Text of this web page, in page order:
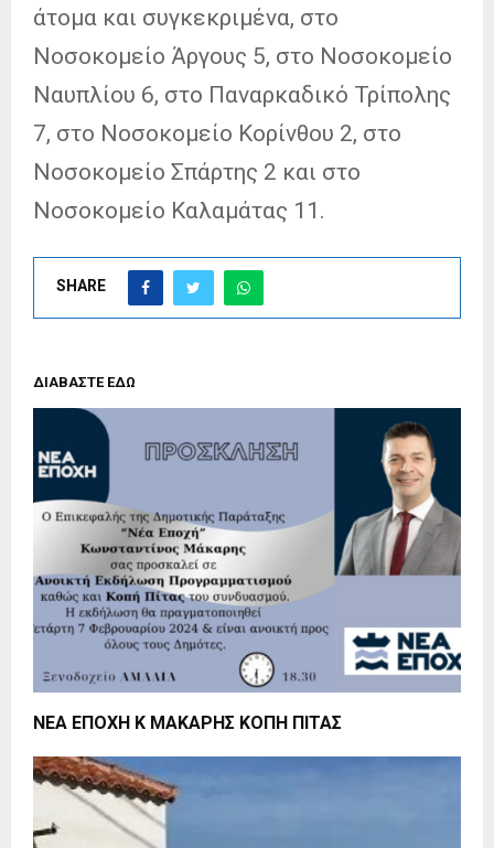
άτομα και συγκεκριμένα, στο
Νοσοκομείο Άργους 5, στο Νοσοκομείο
Ναυπλίου 6, στο Παναρκαδικό Τρίπολης
7, στο Νοσοκομείο Κορίνθου 2, στο
Νοσοκομείο Σπάρτης 2 και στο
Νοσοκομείο Καλαμάτας 11.
SHARE
ΔΙΑΒΑΣΤΕ ΕΔΩ
NEA ΕΠΟΧΗ Κ ΜΑΚΑΡΗΣ ΚΟΠΗ ΠΙΤΑΣ